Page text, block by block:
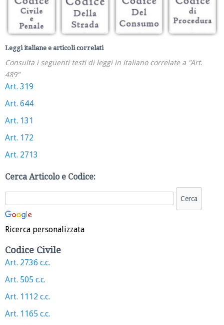
Leggi italiane e articoli correlati
Consulta i seguenti testi di leggi in italiano correlate a "Art.
489"
Art. 319
Art. 644
Art. 131
Art. 172
Art. 2713
Cerca Articolo e Codice:
Ricerca personalizzata
Codice Civile
Art. 2736 c.c.
Art. 505 c.c.
Art. 1112 c.c.
Art. 1165 c.c.